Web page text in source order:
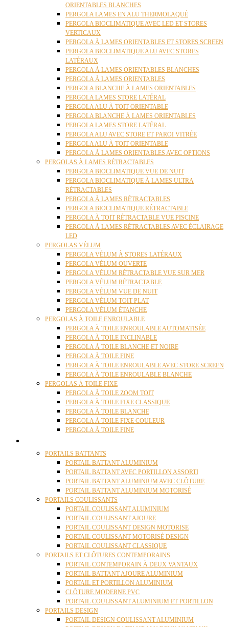
ORIENTABLES BLANCHES
PERGOLA LAMES EN ALU THERMOLAQUÉ
PERGOLA BIOCLIMATIQUE AVEC LED ET STORES
VERTICAUX
PERGOLA À LAMES ORIENTABLES ET STORES SCREEN
PERGOLA BIOCLIMATIQUE ALU AVEC STORES
LATÉRAUX
PERGOLA À LAMES ORIENTABLES BLANCHES
PERGOLA À LAMES ORIENTABLES
PERGOLA BLANCHE À LAMES ORIENTABLES
PERGOLA LAMES STORE LATÉRAL
PERGOLA ALU À TOIT ORIENTABLE
PERGOLA BLANCHE À LAMES ORIENTABLES
PERGOLA LAMES STORE LATÉRAL
PERGOLA ALU AVEC STORE ET PAROI VITRÉE
PERGOLA ALU À TOIT ORIENTABLE
PERGOLA À LAMES ORIENTABLES AVEC OPTIONS
PERGOLAS À LAMES RÉTRACTABLES
PERGOLA BIOCLIMATIQUE VUE DE NUIT
PERGOLA BIOCLIMATIQUE À LAMES ULTRA
RÉTRACTABLES
PERGOLA À LAMES RÉTRACTABLES
PERGOLA BIOCLIMATIQUE RÉTRACTABLE
PERGOLA À TOIT RÉTRACTABLE VUE PISCINE
PERGOLA À LAMES RÉTRACTABLES AVEC ÉCLAIRAGE
LED
PERGOLAS VÉLUM
PERGOLA VÉLUM À STORES LATÉRAUX
PERGOLA VÉLUM OUVERTE
PERGOLA VÉLUM RÉTRACTABLE VUE SUR MER
PERGOLA VÉLUM RÉTRACTABLE
PERGOLA VÉLUM VUE DE NUIT
PERGOLA VÉLUM TOIT PLAT
PERGOLA VÉLUM ÉTANCHE
PERGOLAS À TOILE ENROULABLE
PERGOLA À TOILE ENROULABLE AUTOMATISÉE
PERGOLA À TOILE INCLINABLE
PERGOLA À TOILE BLANCHE ET NOIRE
PERGOLA À TOILE FINE
PERGOLA À TOILE ENROULABLE AVEC STORE SCREEN
PERGOLA À TOILE ENROULABLE BLANCHE
PERGOLAS À TOILE FIXE
PERGOLA À TOILE ZOOM TOIT
PERGOLA À TOILE FIXE CLASSIQUE
PERGOLA À TOILE BLANCHE
PERGOLA À TOILE FIXE COULEUR
PERGOLA À TOILE FINE
PORTAILS BATTANTS
PORTAIL BATTANT ALUMINIUM
PORTAIL BATTANT AVEC PORTILLON ASSORTI
PORTAIL BATTANT ALUMINIUM AVEC CLÔTURE
PORTAIL BATTANT ALUMINIUM MOTORISÉ
PORTAILS COULISSANTS
PORTAIL COULISSANT ALUMINIUM
PORTAIL COULISSANT AJOURE
PORTAIL COULISSANT DESIGN MOTORISE
PORTAIL COULISSANT MOTORISÉ DESIGN
PORTAIL COULISSANT CLASSIQUE
PORTAILS ET CLÔTURES CONTEMPORAINS
PORTAIL CONTEMPORAIN À DEUX VANTAUX
PORTAIL BATTANT AJOURE ALUMINIUM
PORTAIL ET PORTILLON ALUMINIUM
CLÔTURE MODERNE PVC
PORTAIL COULISSANT ALUMINIUM ET PORTILLON
PORTAILS DESIGN
PORTAIL DESIGN COULISSANT ALUMINIUM